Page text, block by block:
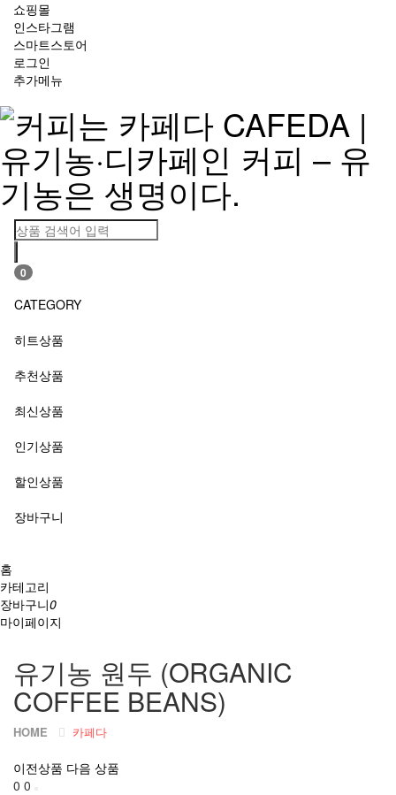
쇼핑몰
인스타그램
스마트스토어
로그인
추가메뉴
0
CATEGORY
히트상품
추천상품
최신상품
인기상품
할인상품
장바구니
홈
카테고리
장바구니0
마이페이지
유기농 원두 (ORGANIC
COFFEE BEANS)
HOME 카페다
이전상품 다음 상품
0 0